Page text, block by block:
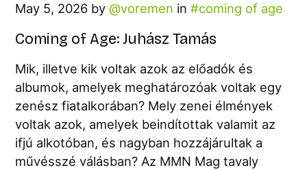
May 5, 2026 by voremen in coming of age
Coming of Age: Juhász Tamás
Mik, illetve kik voltak azok az előadók és
albumok, amelyek meghatározóak voltak egy
zenész fiatalkorában? Mely zenei élmények
voltak azok, amelyek beindítottak valamit az
ifjú alkotóban, és nagyban hozzájárultak a
művésszé válásban? Az MMN Mag tavaly